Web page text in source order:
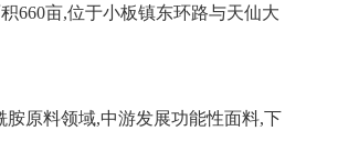
660亩,位于小板镇东环路与天仙大
原料领域,中游发展功能性面料,下